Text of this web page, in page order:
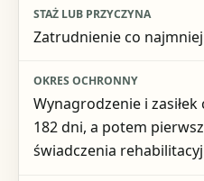
Zatrudnienie co
Wynagrodzenie i
182 dni, a potem
świadczenia